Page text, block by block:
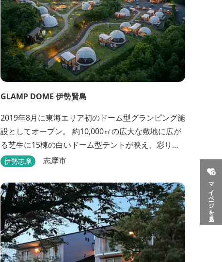
マイページを見る
GLAMP DOME 伊勢賢島
2019年8月に東海エリア初のドーム型グランピング施
設としてオープン。 約10,000㎡の広大な敷地に広が
る芝生に15棟の白いドーム型テントが映え、彩りの
美しい空間が待っています。 チェックイン後は『ハ
贅沢に使用した「三重ブランドBBQプラン」や、1人
前350ｇと食べ応えのあるお肉を用意した「肉盛りプ
ラン」などからお選びできます。...
伊勢志摩 志摩市